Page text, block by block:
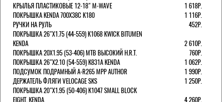
КРЫЛЬЯ ПЛАСТИКОВЫЕ 12-18" M-WAVE
1 618Р.
ПОКРЫШКА KENDA 700Х38С K180
1 116Р.
РУЧКИ НА РУЛЬ
452Р.
ПОКРЫШКА 26"Х1.75 (44-559) K1068 KWICK BITUMEN
KENDA
2 610Р.
ПОКРЫШКА 20X1.95 (53-406) MTB ВЫСОКИЙ H.R.T.
760Р.
ПОКРЫШКА 26"Х2.10 (54-559) K831A KENDA
1 062Р.
ПОДСУМОК ПОДРАМНЫЙ A-R265 MPP AUTHOR
1 990Р.
ДЕРЖАТЕЛЬ ФЛЯГИ VELOCAGE SKS
1 250Р.
ПОКРЫШКА 20"Х1.95 (50-406) K1047 SMALL BLOCK
EIGHT. KENDA
4 260Р.